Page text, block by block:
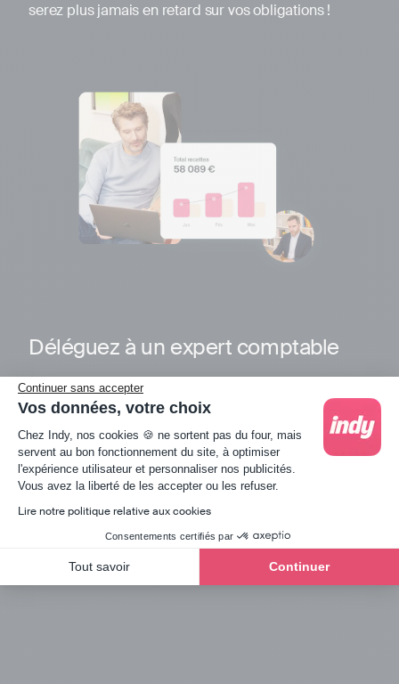
Continuer sans accepter
Vos données, votre choix
Plateforme de Gestion du Consentement :
Chez Indy, nos cookies 🍪 ne sortent pas du four, mais
servent au bon fonctionnement du site, à optimiser
l'expérience utilisateur et personnaliser nos publicités.
Vous avez la liberté de les accepter ou les refuser.
Lire notre politique relative aux cookies
Consentements certifiés par
Tout savoir Continuer
Axeptio consent
serez plus jamais en retard sur vos obligations !
Déléguez à un expert comptable
En 2025 nos conseillers ont répondu à nos clients en
2 minutes en moyenne et avec un taux de satisfaction
de 97%.
Démarrer